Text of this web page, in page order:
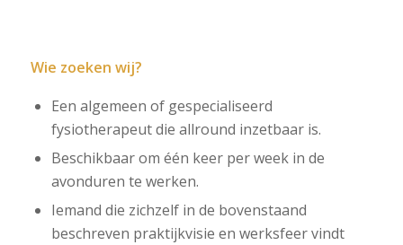
Wie zoeken wij?
Een algemeen of gespecialiseerd
fysiotherapeut die allround inzetbaar is.
Beschikbaar om één keer per week in de
avonduren te werken.
Iemand die zichzelf in de bovenstaand
beschreven praktijkvisie en werksfeer vindt